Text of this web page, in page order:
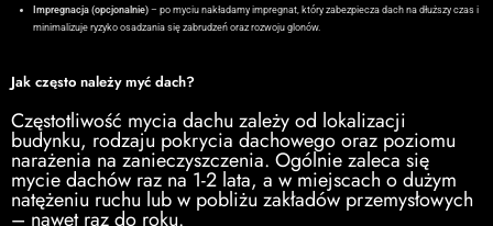
Impregnacja (opcjonalnie) – po myciu nakładamy impregnat, który zabezpiecza dach na dłuższy czas i
minimalizuje ryzyko osadzania się zabrudzeń oraz rozwoju glonów.
Jak często należy myć dach?
Częstotliwość mycia dachu zależy od lokalizacji
budynku, rodzaju pokrycia dachowego oraz poziomu
narażenia na zanieczyszczenia. Ogólnie zaleca się
mycie dachów raz na 1-2 lata, a w miejscach o dużym
natężeniu ruchu lub w pobliżu zakładów przemysłowych
– nawet raz do roku.